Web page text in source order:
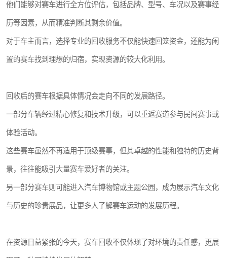
他们能够对赛车进行全方位评估，包括品牌、型号、车况以及赛事经
历等因素，从而精准判断其剩余价值。
对于车主而言，选择专业的回收服务不仅能快速回笼资金，还能为闲
置的赛车找到理想的归宿，实现资源的较大化利用。
回收后的赛车根据具体情况会走向不同的发展路径。
一部分车辆经过精心修复和技术升级，可以重返赛道参与民间赛事或
体验活动。
这些赛车虽然不再适用于顶级赛事，但其卓越的性能和独特的历史背
景，往往能吸引大量赛车爱好者的关注。
另一部分赛车则可能进入汽车博物馆或主题公园，成为展示汽车文化
与历史的珍贵展品，让更多人了解赛车运动的发展历程。
在资源日益紧张的今天，赛车回收不仅体现了对环境的责任感，更展